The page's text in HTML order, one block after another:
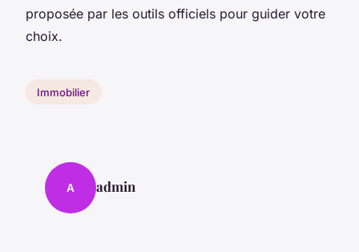
proposée par les outils officiels pour guider votre
choix.
Immobilier
A admin